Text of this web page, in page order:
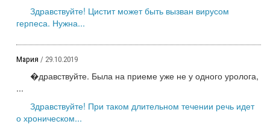
Здравствуйте! Цистит может быть вызван вирусом
герпеса. Нужна...
Мария / 29.10.2019
�дравствуйте. Была на приеме уже не у одного уролога,
...
Здравствуйте! При таком длительном течении речь идет
о хроническом...